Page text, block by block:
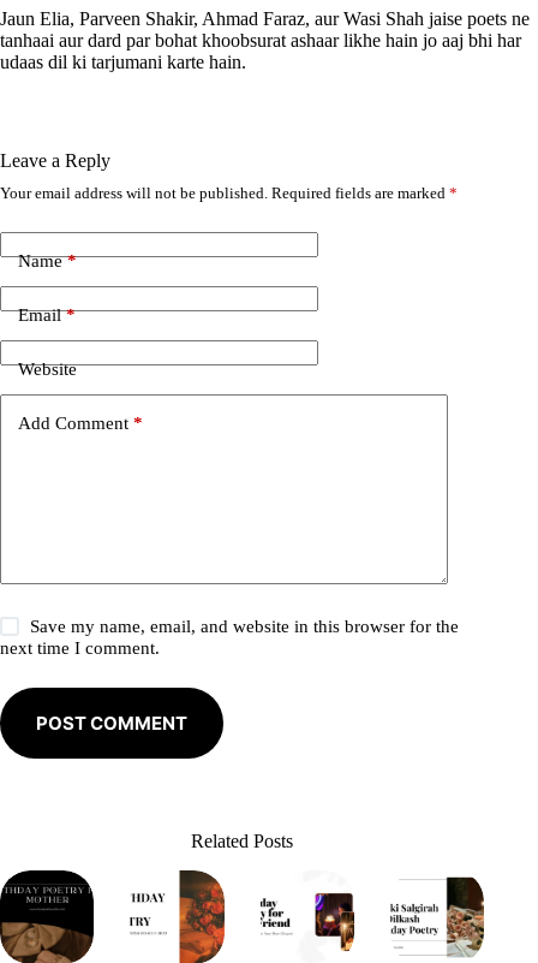
Jaun Elia, Parveen Shakir, Ahmad Faraz, aur Wasi Shah jaise poets ne
tanhaai aur dard par bohat khoobsurat ashaar likhe hain jo aaj bhi har
udaas dil ki tarjumani karte hain.
Leave a Reply
Your email address will not be published. Required fields are marked *
Name*
Email*
Website
Add Comment *
Save my name, email, and website in this browser for the
next time I comment.
POST COMMENT
A
t
e
t
i
Related Posts